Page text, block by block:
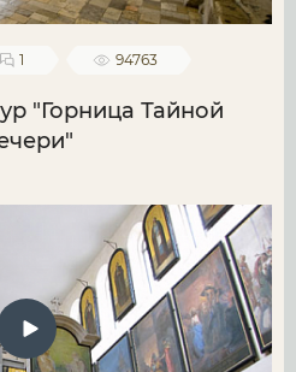
1 94763
"Горница Тайной